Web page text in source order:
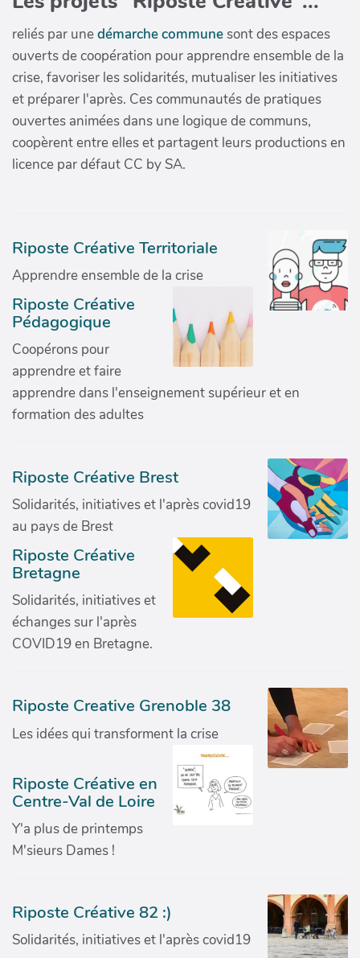
reliés par unedémarche communesont des espaces
ouverts de coopération pour apprendre ensemble de la
crise, favoriser les solidarités, mutualiser les initiatives
et préparer l'après. Ces communautés de pratiques
ouvertes animées dans une logique de communs,
coopèrent entre elles et partagent leurs productions en
licence par défaut CC by SA.
Riposte Créative Territoriale
Apprendre ensemble de la crise
Riposte Créative
Pédagogique
Coopérons pour
apprendre et faire
apprendre dans l'enseignement supérieur et en
formation des adultes
Riposte Créative Brest
Solidarités, initiatives et l'après covid19
au pays de Brest
Riposte Créative
Bretagne
Solidarités, initiatives et
échanges sur l'après
COVID19 en Bretagne.
Riposte Creative Grenoble 38
Les idées qui transforment la crise
Riposte Créative en
Centre-Val de Loire
Y'a plus de printemps
M'sieurs Dames !
Riposte Créative 82 :)
Solidarités, initiatives et l'après covid19